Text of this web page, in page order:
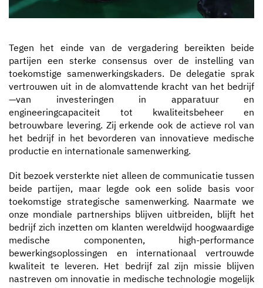
Tegen het einde van de vergadering bereikten beide
partijen een sterke consensus over de instelling van
toekomstige samenwerkingskaders. De delegatie sprak
vertrouwen uit in de alomvattende kracht van het bedrijf
—van investeringen in apparatuur en
engineeringcapaciteit tot kwaliteitsbeheer en
betrouwbare levering. Zij erkende ook de actieve rol van
het bedrijf in het bevorderen van innovatieve medische
productie en internationale samenwerking.
Dit bezoek versterkte niet alleen de communicatie tussen
beide partijen, maar legde ook een solide basis voor
toekomstige strategische samenwerking. Naarmate we
onze mondiale partnerships blijven uitbreiden, blijft het
bedrijf zich inzetten om klanten wereldwijd hoogwaardige
medische componenten, high-performance
bewerkingsoplossingen en internationaal vertrouwde
kwaliteit te leveren. Het bedrijf zal zijn missie blijven
nastreven om innovatie in medische technologie mogelijk